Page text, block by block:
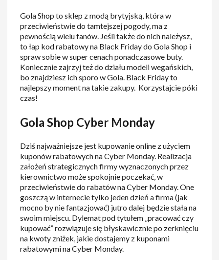
Gola Shop to sklep z modą brytyjską, która w
przeciwieństwie do tamtejszej pogody, ma z
pewnością wielu fanów. Jeśli także do nich należysz,
to łap kod rabatowy na Black Friday do Gola Shop i
spraw sobie w super cenach ponadczasowe buty.
Koniecznie zajrzyj też do działu modeli wegańskich,
bo znajdziesz ich sporo w Gola. Black Friday to
najlepszy moment na takie zakupy. Korzystajcie póki
czas!
Gola Shop Cyber Monday
Dziś najważniejsze jest kupowanie online z użyciem
kuponów rabatowych na Cyber Monday. Realizacja
założeń strategicznych firmy wyznaczonych przez
kierownictwo może spokojnie poczekać, w
przeciwieństwie do rabatów na Cyber Monday. One
goszczą w internecie tylko jeden dzień a firma (jak
mocno by nie fantazjować) jutro dalej będzie stała na
swoim miejscu. Dylemat pod tytułem „pracować czy
kupować” rozwiązuje się błyskawicznie po zerknięciu
na kwoty zniżek, jakie dostajemy z kuponami
rabatowymi na Cyber Monday.